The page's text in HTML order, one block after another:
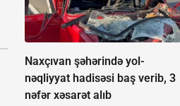
Naxçıvan şəhərində yol-
nəqliyyat hadisəsi baş verib, 3
nəfər xəsarət alıb